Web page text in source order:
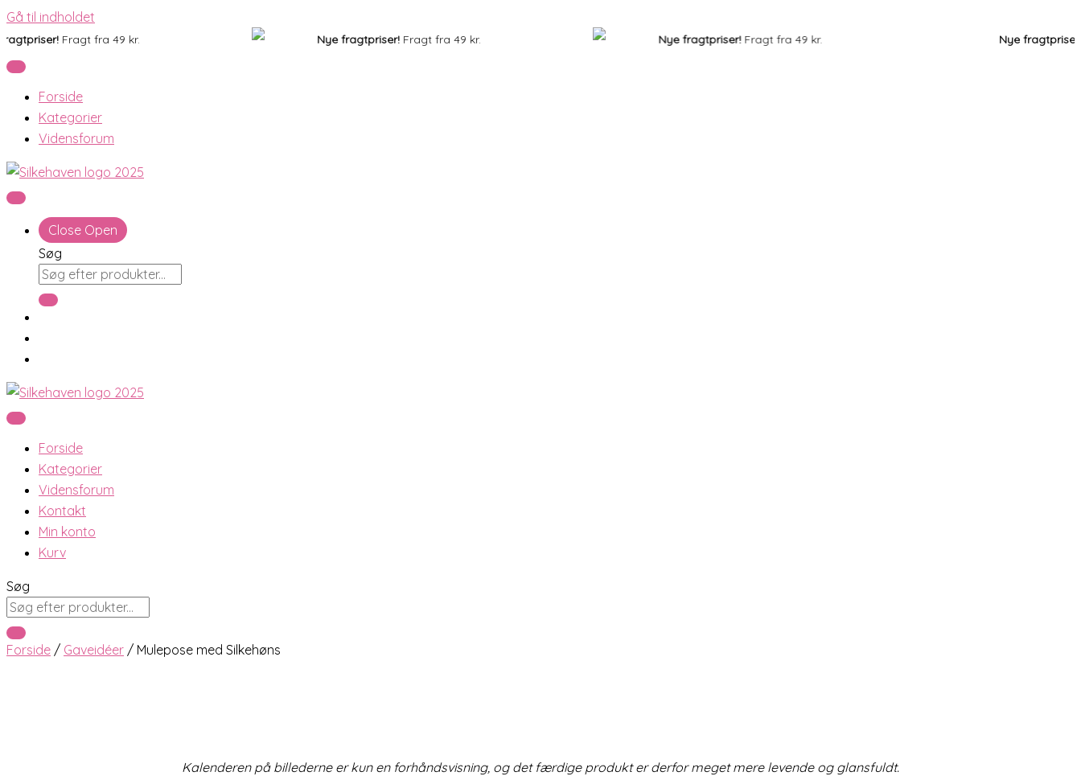
Gå til indholdet
Fragt fra 49 kr. Nye fragtpriser!Fragt fra 49 kr. Nye fragtpriser!Fragt fra 49 kr. Nye fragtpriser!
Forside
Kategorier
Vidensforum
Close Open
Søg
Forside
Kategorier
Vidensforum
Kontakt
Min konto
Kurv
Søg
Forside / Gaveidéer / Mulepose med Silkehøns
Kalenderen på billederne er kun en forhåndsvisning, og det færdige produkt er derfor meget mere levende og glansfuldt.